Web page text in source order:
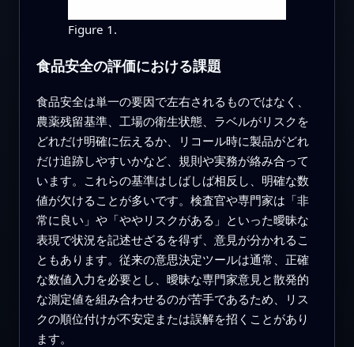
Figure 1.
食品安全の評価における課題
食品安全は単一の要因で左右されるものではなく、
農薬残留基準、工場の衛生状態、ラベルがリスクを
どれだけ明確に伝えるか、リコール時に製品がどれ
だけ追跡しやすいかなど、規則や実務が絡み合って
います。これらの基準はしばしば相反し、明確な数
値が欠けることが多いです。検査官や専門家は「非
常に良い」や「ややリスクがある」といった曖昧な
表現で状況を記述せざるを得ず、意見が分かれるこ
ともあります。従来の意思決定ツールは通常、正確
な数値入力を必要とし、曖昧な専門家意見と散発的
な測定値を組み合わせるのが苦手であるため、リス
クの順位付けが不安定または誤解を招くことがあり
ます。